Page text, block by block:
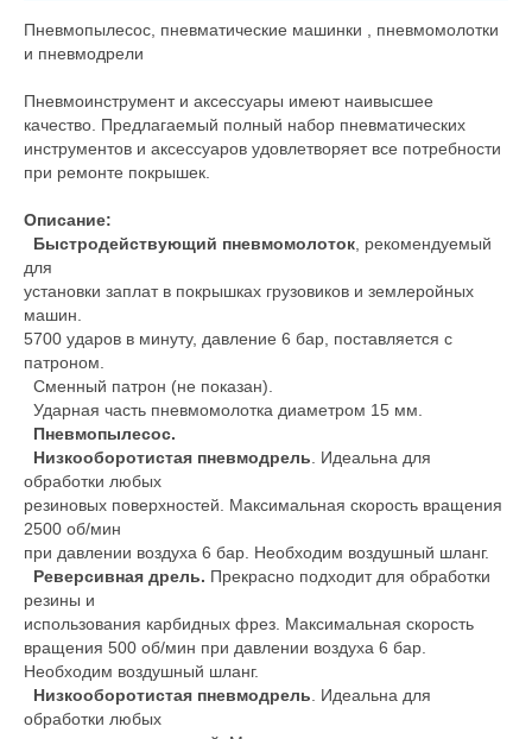
Пневмопылесос, пневматические машинки , пневмомолотки
и пневмодрели
Пневмоинструмент и аксессуары имеют наивысшее
качество. Предлагаемый полный набор пневматических
инструментов и аксессуаров удовлетворяет все потребности
при ремонте покрышек.
Описание:
Быстродействующий пневмомолоток , рекомендуемый
для
установки заплат в покрышках грузовиков и землеройных
машин.
5700 ударов в минуту, давление 6 бар, поставляется с
патроном.
Cменный патрон (не показан).
Ударная часть пневмомолотка диаметром 15 мм.
Пневмопылесос.
Низкооборотистая пневмодрель . Идеальна для
обработки любых
резиновых поверхностей. Максимальная скорость вращения
2500 об/мин
при давлении воздуха 6 бар. Необходим воздушный шланг.
Реверсивная дрель. Прекрасно подходит для обработки
резины и
использования карбидных фрез. Максимальная скорость
вращения 500 об/мин при давлении воздуха 6 бар.
Необходим воздушный шланг.
Низкооборотистая пневмодрель . Идеальна для
обработки любых